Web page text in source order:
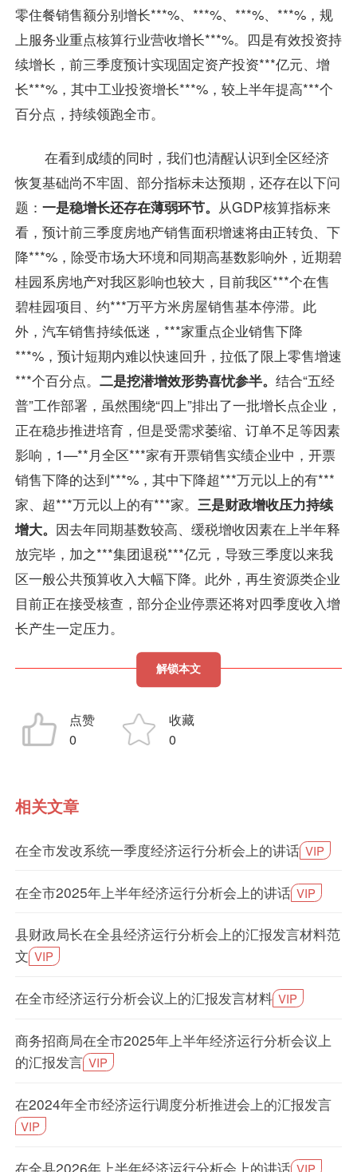
零住餐销售额分别增长***%、***%、***%、***%，规
上服务业重点核算行业营收增长***%。四是有效投资持
续增长，前三季度预计实现固定资产投资***亿元、增
长***%，其中工业投资增长***%，较上半年提高***个
百分点，持续领跑全市。
在看到成绩的同时，我们也清醒认识到全区经济
恢复基础尚不牢固、部分指标未达预期，还存在以下问
题： 一是稳增长还存在薄弱环节。 从GDP核算指标来
看，预计前三季度房地产销售面积增速将由正转负、下
降***%，除受市场大环境和同期高基数影响外，近期碧
桂园系房地产对我区影响也较大，目前我区***个在售
碧桂园项目、约***万平方米房屋销售基本停滞。此
外，汽车销售持续低迷，***家重点企业销售下降
***%，预计短期内难以快速回升，拉低了限上零售增速
***个百分点。 二是挖潜增效形势喜忧参半。 结合“五经
普”工作部署，虽然围绕“四上”排出了一批增长点企业，
正在稳步推进培育，但是受需求萎缩、订单不足等因素
影响，1—**月全区***家有开票销售实绩企业中，开票
销售下降的达到***%，其中下降超***万元以上的有***
家、超***万元以上的有***家。 三是财政增收压力持续
增大。 因去年同期基数较高、缓税增收因素在上半年释
放完毕，加之***集团退税***亿元，导致三季度以来我
区一般公共预算收入大幅下降。此外，再生资源类企业
目前正在接受核查，部分企业停票还将对四季度收入增
长产生一定压力。
解锁本文
点赞
0
收藏
0
相关文章
在全市发改系统一季度经济运行分析会上的讲话 VIP
在全市2025年上半年经济运行分析会上的讲话 VIP
县财政局长在全县经济运行分析会上的汇报发言材料范
文 VIP
在全市经济运行分析会议上的汇报发言材料 VIP
商务招商局在全市2025年上半年经济运行分析会议上
的汇报发言 VIP
在2024年全市经济运行调度分析推进会上的汇报发言
VIP
在全县2026年上半年经济运行分析会上的讲话 VIP